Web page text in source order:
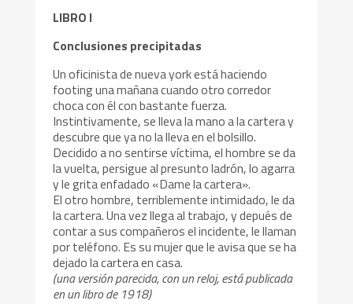
LIBRO I
Conclusiones precipitadas
Un oficinista de nueva york está haciendo
footing una mañana cuando otro corredor
choca con él con bastante fuerza.
Instintivamente, se lleva la mano a la cartera y
descubre que ya no la lleva en el bolsillo.
Decidido a no sentirse víctima, el hombre se da
la vuelta, persigue al presunto ladrón, lo agarra
y le grita enfadado «Dame la cartera».
El otro hombre, terriblemente intimidado, le da
la cartera. Una vez llega al trabajo, y depués de
contar a sus compañeros el incidente, le llaman
por teléfono. Es su mujer que le avisa que se ha
dejado la cartera en casa.
(una versión parecida, con un reloj, está publicada
en un libro de 1918)